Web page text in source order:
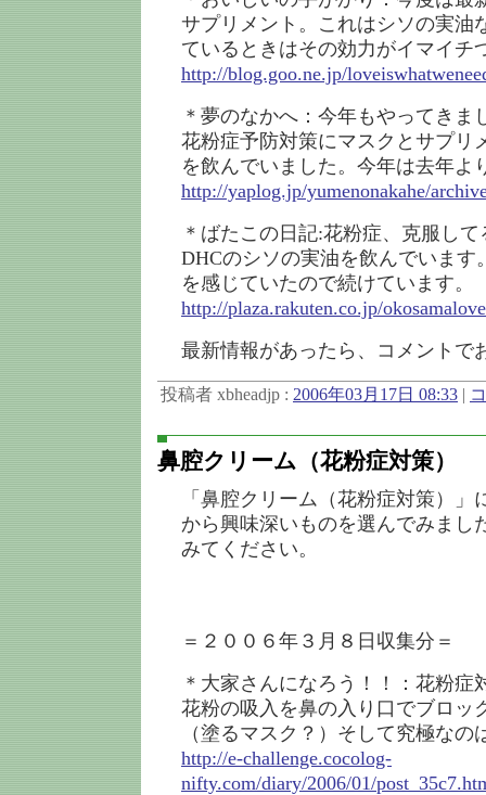
サプリメント。これはシソの実油
ているときはその効力がイマイチ
http://blog.goo.ne.jp/
＊夢のなかへ：今年もやってきま
花粉症予防対策にマスクとサプリ
を飲んでいました。今年は去年よ
http://yaplog.jp/yumenonakahe/
＊ばたこの日記:花粉症、克服して
DHCのシソの実油を飲んでいます
を感じていたので続けています。
http://plaza.rakuten.co.jp/
最新情報があったら、コメントで
投稿者 xbheadjp : 2006年03月17日 08:33 |
鼻腔クリーム（花粉症対策）
「鼻腔クリーム（花粉症対策）
から興味深いものを選んでみまし
みてください。
＝２００６年３月８日収集分＝
＊大家さんになろう！！：花粉症
花粉の吸入を鼻の入り口でブロッ
（塗るマスク？）そして究極なの
http://e-challenge.cocolog-
nifty.com/diary/2006/01/